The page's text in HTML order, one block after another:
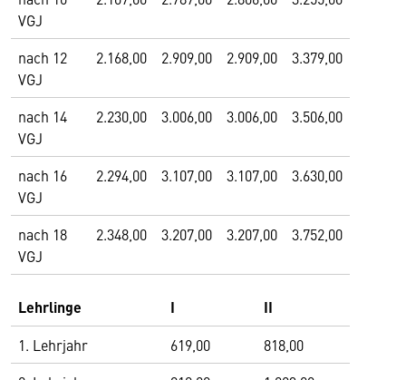
VGJ
nach 12
VGJ
2.168,00 2.909,00 2.909,00 3.379,00
nach 14
VGJ
2.230,00 3.006,00 3.006,00 3.506,00
nach 16
VGJ
2.294,00 3.107,00 3.107,00 3.630,00
nach 18
VGJ
2.348,00 3.207,00 3.207,00 3.752,00
Lehrlinge I II
1. Lehrjahr 619,00
818,00